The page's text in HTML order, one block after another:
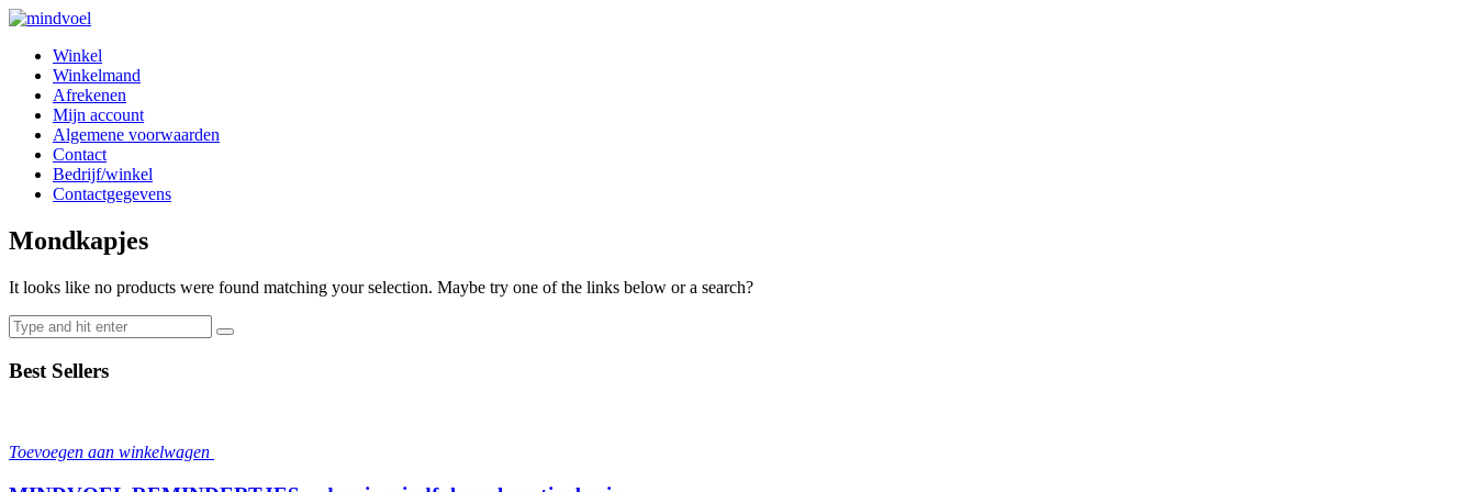
Skip
navigation
Skip
contentWinkel
Winkelmand
Afrekenen
Mijn account
Algemene voorwaarden
Contact
Bedrijf/winkel
Contactgegevens
Mondkapjes
It looks like no products were found matching your selection. Maybe try one of the links below or a search?
Search
for:
Best Sellers
Toevoegen aan winkelwagen